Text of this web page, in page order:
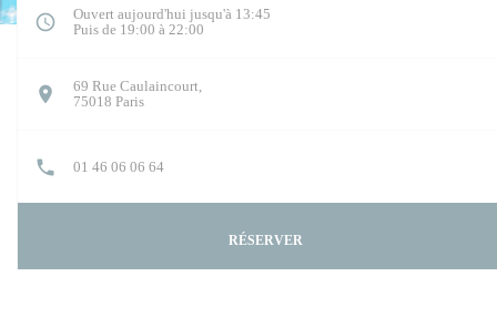
Ouvert aujourd'hui jusqu'à 13:45
Puis de 19:00 à 22:00
69 Rue Caulaincourt,
75018 Paris((ouvre une nouvelle fenêtre))
01 46 06 06 64
RÉSERVER